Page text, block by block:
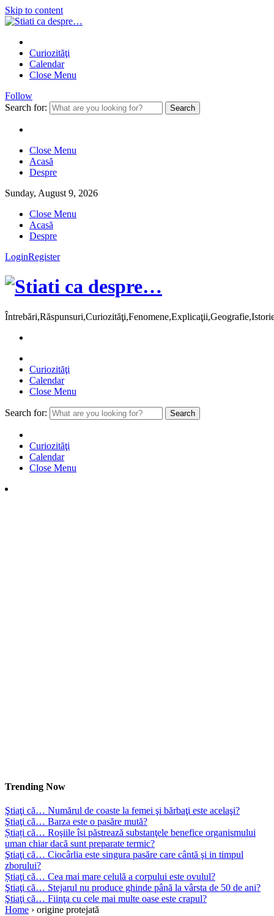
Skip to content
Curiozităţi
Calendar
Close Menu
Follow
Search for:
Close Menu
Acasă
Despre
Sunday, August 9, 2026
Close Menu
Acasă
Despre
LoginRegister
Curiozităţi
Calendar
Close Menu
Search for:
Curiozităţi
Calendar
Close Menu
Trending Now
Ştiaţi că… Numărul de coaste la femei şi bărbaţi este acelaşi?
Ştiaţi că… Barza este o pasăre mută?
Știați că… Roşiile îsi păstrează substanţele benefice organismului
uman chiar dacă sunt preparate termic?
Ştiaţi că… Ciocârlia este singura pasăre care cântă şi in timpul
zborului?
Știaţi că… Cea mai mare celulă a corpului este ovulul?
Ştiaţi că… Stejarul nu produce ghinde până la vârsta de 50 de ani?
Ştiaţi că… Fiinţa cu cele mai multe oase este crapul?
Home › origine protejată